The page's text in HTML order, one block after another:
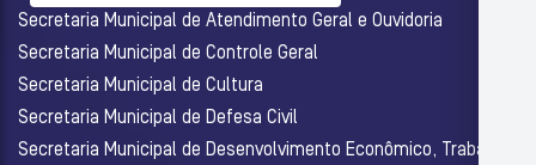
Secretaria Municipal de Atendimento Geral e Ouvidoria
Secretaria Municipal de Controle Geral
Secretaria Municipal de Cultura
Secretaria Municipal de Defesa Civil
Secretaria Municipal de Desenvolvimento Econômico, Trabalho